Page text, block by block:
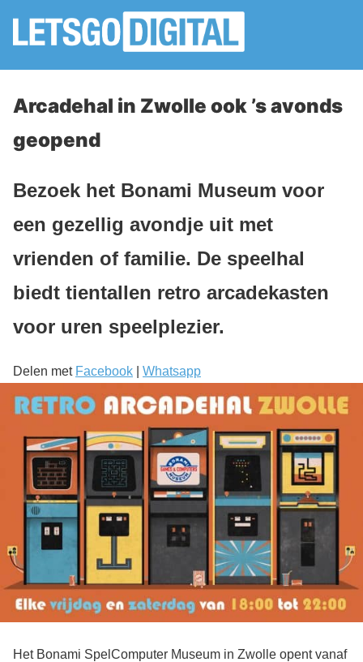
Arcadehal in Zwolle ook ’s avonds
geopend
Bezoek het Bonami Museum voor
een gezellig avondje uit met
vrienden of familie. De speelhal
biedt tientallen retro arcadekasten
voor uren speelplezier.
Delen met Facebook Whatsapp
Het Bonami SpelComputer Museum in Zwolle opent vanaf